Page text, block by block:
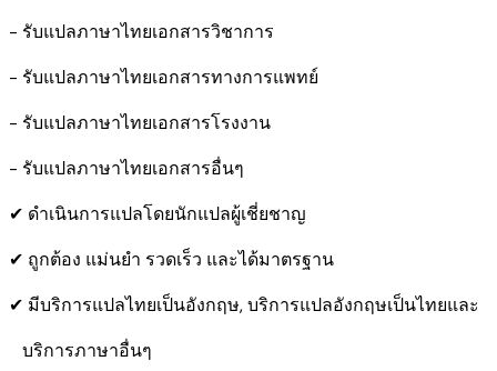
- รับแปลภาษาไทยเอกสารวิชาการ
- รับแปลภาษาไทยเอกสารทางการแพทย์
- รับแปลภาษาไทยเอกสารโรงงาน
- รับแปลภาษาไทยเอกสารอื่นๆ
✔ ดำเนินการแปลโดยนักแปลผู้เชี่ยชาญ
✔ ถูกต้อง แม่นยำ รวดเร็ว และได้มาตรฐาน
✔ มีบริการแปลไทยเป็นอังกฤษ, บริการแปลอังกฤษเป็นไทยและ
บริการภาษาอื่นๆ